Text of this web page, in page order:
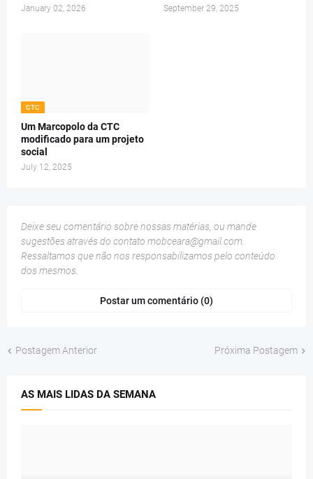
January 02, 2026 September 29, 2025
CTC
Um Marcopolo da CTC
modificado para um projeto
social
July 12, 2025
Deixe seu comentário sobre nossas matérias, ou mande
sugestões através do contato mobceara@gmail.com.
Ressaltamos que não nos responsabilizamos pelo conteúdo
dos mesmos.
Postar um comentário (0)
Postagem Anterior Próxima Postagem
AS MAIS LIDAS DA SEMANA